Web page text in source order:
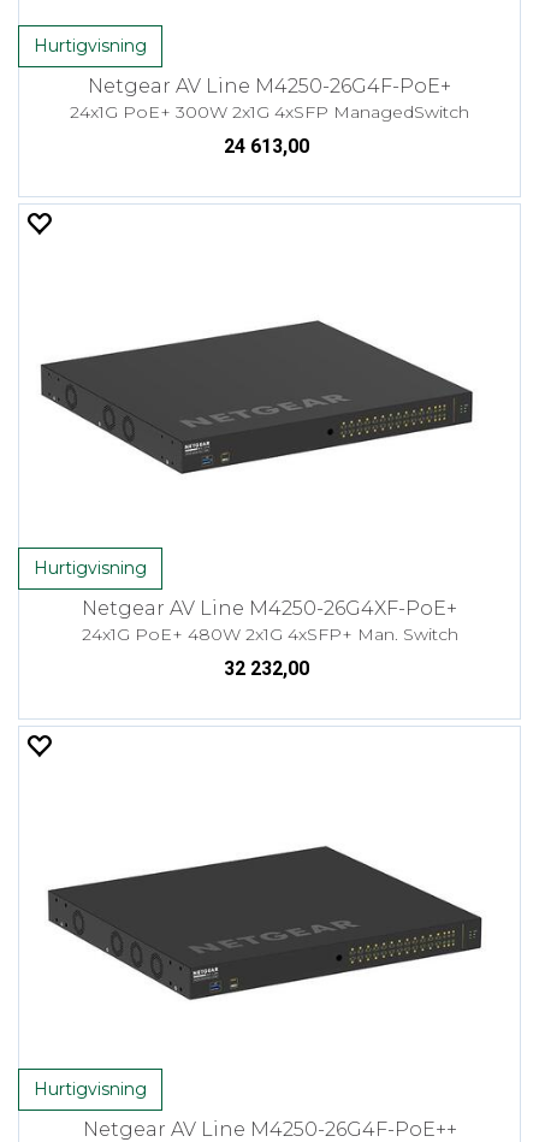
Hurtigvisning
Netgear AV Line M4250-26G4F-PoE+
24x1G PoE+ 300W 2x1G 4xSFP ManagedSwitch
24 613,00
Hurtigvisning
Netgear AV Line M4250-26G4XF-PoE+
24x1G PoE+ 480W 2x1G 4xSFP+ Man. Switch
32 232,00
Hurtigvisning
Netgear AV Line M4250-26G4F-PoE++